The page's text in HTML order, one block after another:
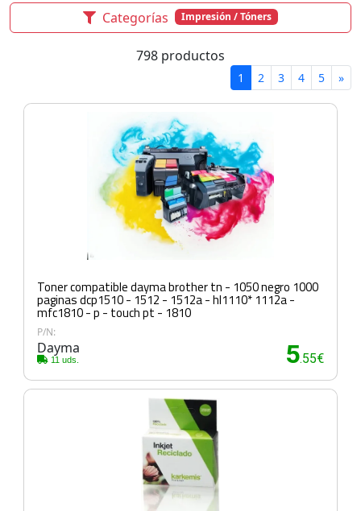
Categorías Impresión / Tóners
798 productos
1 2 3 4 5 »
Toner compatible dayma brother tn - 1050 negro 1000
paginas dcp1510 - 1512 - 1512a - hl1110* 1112a -
mfc1810 - p - touch pt - 1810
P/N:
Dayma
11 uds. 5.55€